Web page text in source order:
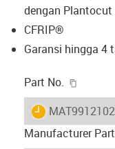
dengan Plantocut
CFRIP®
Garansi hingga 4
Part No.
igus-icon-
MAT9912102
Manufacturer